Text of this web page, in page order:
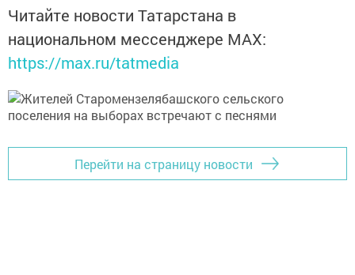
Читайте новости Татарстана в
национальном мессенджере MАХ:
https://max.ru/tatmedia
Перейти на страницу новости